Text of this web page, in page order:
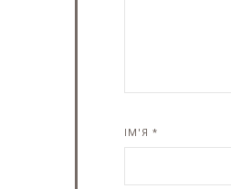
ІМ'Я *